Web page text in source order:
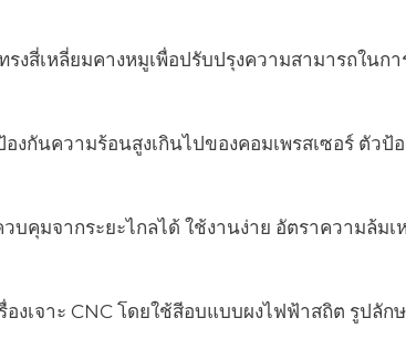
สี่เหลี่ยมคางหมูเพื่อปรับปรุงความสามารถในก
กันความร้อนสูงเกินไปของคอมเพรสเซอร์ ตัว
คุมจากระยะไกลได้ ใช้งานง่าย อัตราความล้ม
เจาะ CNC โดยใช้สีอบแบบผงไฟฟ้าสถิต รูปลั